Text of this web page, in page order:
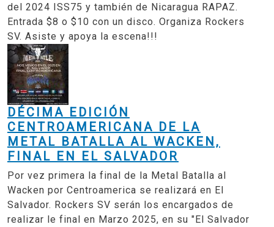
del 2024 ISS75 y también de Nicaragua RAPAZ.
Entrada $8 o $10 con un disco. Organiza Rockers
SV. Asiste y apoya la escena!!!
DÉCIMA EDICIÓN
CENTROAMERICANA DE LA
METAL BATALLA AL WACKEN,
FINAL EN EL SALVADOR
Por vez primera la final de la Metal Batalla al
Wacken por Centroamerica se realizará en El
Salvador. Rockers SV serán los encargados de
realizar le final en Marzo 2025, en su "El Salvador